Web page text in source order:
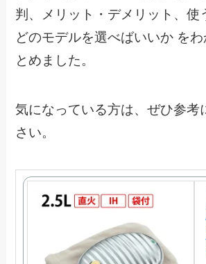
判、メリット・デメリット、使
どのモデルを選べばいいか を
とめました。
気になっている方は、ぜひ参考
さい。